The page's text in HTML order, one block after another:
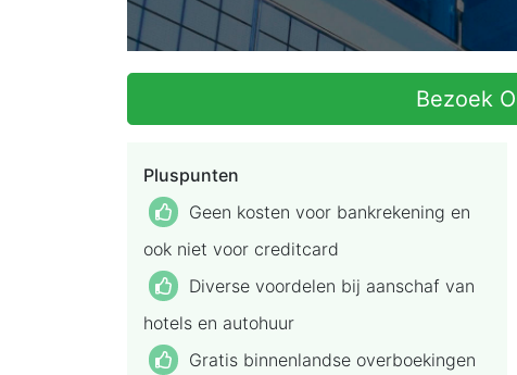
Bezoek
Pluspunten
Geen kosten voor bankrekening en
ook niet voor creditcard
Diverse voordelen bij aanschaf van
hotels en autohuur
Gratis binnenlandse overboekingen